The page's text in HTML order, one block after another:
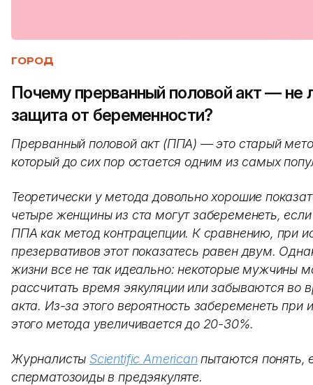
ГОРОД
Почему прерванный половой акт — не
защита от беременности?
Прерванный половой акт (ППА) — это старый
который до сих пор остается одним из самых
Теоретически у метода довольно хорошие
четыре женщины из ста могут забеременеть, если
ППА как метод контрацепции. К сравнению, при
презервативов этот показатесь равен двум.
жизни все не так идеально: некоторые мужчины
рассчитать время эякуляции или забываются во
акта. Из-за этого вероятность забеременеть при
этого метода увеличивается до 20-30%.
Журналисты Scientific Americanпытаются понять,
сперматозоиды в предэякуляте.